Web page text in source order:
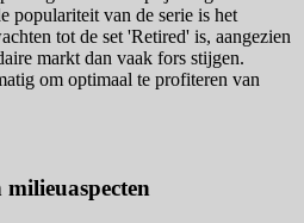
populariteit van de serie is het
tot de set 'Retired' is, aangezien
markt dan vaak fors stijgen.
om optimaal te profiteren van